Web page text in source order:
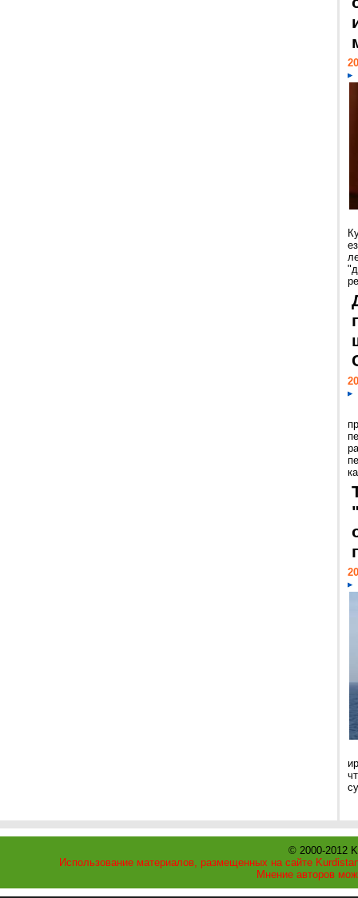
© 2000-2012
Использование материалов, размещенных на сайте
Мнение авторов